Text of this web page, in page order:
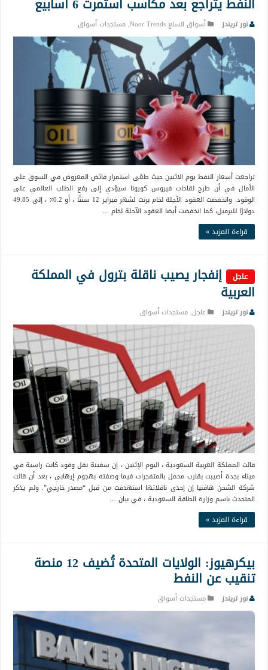
نور تريندز أسواق السلع Noor Trends ,مستجدات أسواق
تراجعت أسعار النفط يوم الاثنين حيث طغى استمرار فائض المعروض في السوق على
الآمال في أن طرح لقاحات فيروس كورونا سيؤدي إلى رفع الطلب العالمي على
الوقود. وانخفضت العقود الآجلة لخام برنت لشهر فبراير 12 سنتًا ، أو 0.2٪ ، إلى 49.85
دولارًا للبرميل، كما انخفضت أيضا العقود الآجلة لخام …
قراءة المزيد »
عاجل إنفجار يصيب ناقلة بترول في المملكة
العربية
نور تريندز عاجل,مستجدات أسواق
قالت المملكة العربية السعودية ، اليوم الإثنين ، إن سفينة نقل وقود كانت راسية في
ميناء بجدة أصيبت بقارب محمل بالمتفجرات فيما وصفته بهجوم إرهابي ، بعد أن قالت
شركة الشحن هافنيا إن إحدى ناقلاتها استهدفت من قبل “مصدر خارجي”. ولم يذكر
المتحدث باسم وزارة الطاقة السعودية ، في بيان …
قراءة المزيد »
بيكرهيوز: الولايات المتحدة تُضيف 12 منصة
تنقيب عن النفط
نور تريندز مستجدات أسواق